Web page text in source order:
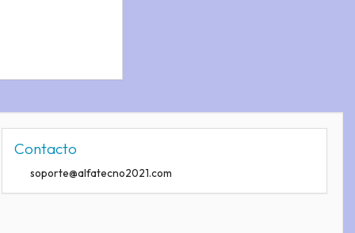
Contacto
soporte@alfatecno2021.com